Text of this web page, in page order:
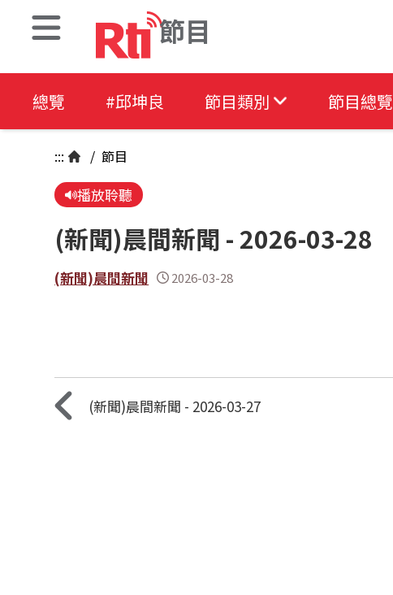
節目
總覽 #邱坤良 節目類別 節目總覽
::: / 節目
播放聆聽
(新聞)晨間新聞 - 2026-03-28
(新聞)晨間新聞 2026-03-28
(新聞)晨間新聞 - 2026-03-27